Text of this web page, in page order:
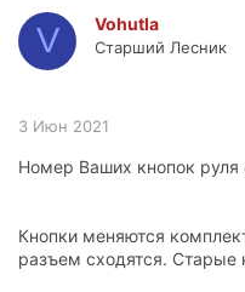
V Vohutla
Старший Лесник
3 Июн 2021
Номер Ваших кнопок руля
Кнопки меняются
разъем сходятся.